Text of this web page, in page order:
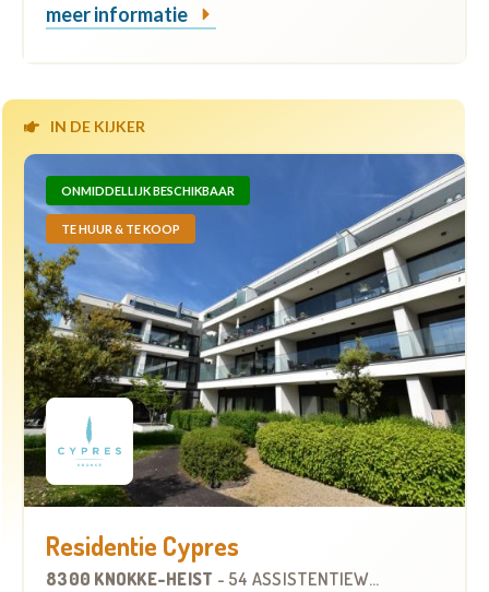
meer informatie
IN DE KIJKER
ONMIDDELLIJK BESCHIKBAAR
TE HUUR & TE KOOP
Residentie Cypres
8300 KNOKKE-HEIST - 54 ASSISTENTIEWONINGEN